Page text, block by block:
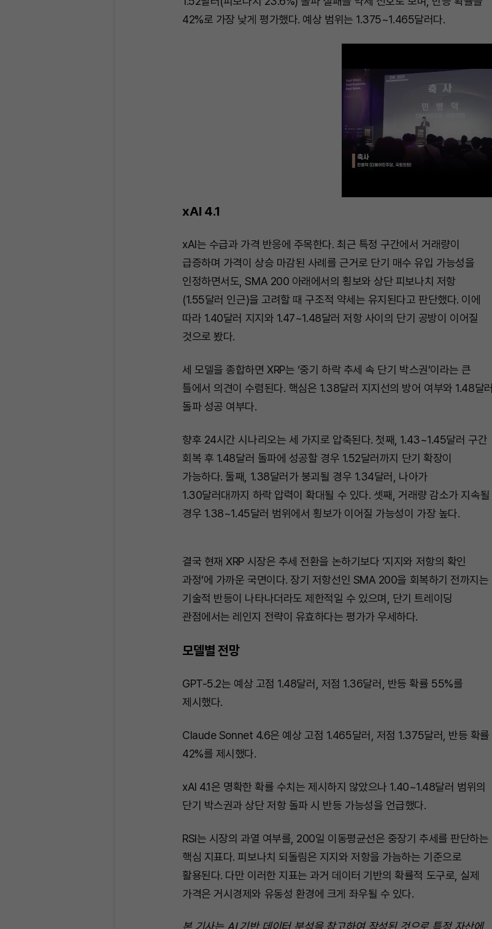
42%로 가장 낮게 평가했다. 예상 범위는 1.375~1.465달러다.
xAI 4.1
xAI는 수급과 가격 반응에 주목한다. 최근 특정 구간에서 거래량이
급증하며 가격이 상승 마감된 사례를 근거로 단기 매수 유입 가능성을
인정하면서도, SMA 200 아래에서의 횡보와 상단 피보나치 저항
(1.55달러 인근)을 고려할 때 구조적 약세는 유지된다고 판단했다. 이에
따라 1.40달러 지지와 1.47~1.48달러 저항 사이의 단기 공방이 이어질
것으로 봤다.
세 모델을 종합하면 XRP는 ‘중기 하락 추세 속 단기 박스권’이라는 큰
틀에서 의견이 수렴된다. 핵심은 1.38달러 지지선의 방어 여부와 1.48달러
돌파 성공 여부다.
향후 24시간 시나리오는 세 가지로 압축된다. 첫째, 1.43~1.45달러 구간
회복 후 1.48달러 돌파에 성공할 경우 1.52달러까지 단기 확장이
가능하다. 둘째, 1.38달러가 붕괴될 경우 1.34달러, 나아가
1.30달러대까지 하락 압력이 확대될 수 있다. 셋째, 거래량 감소가 지속될
경우 1.38~1.45달러 범위에서 횡보가 이어질 가능성이 가장 높다.
결국 현재 XRP 시장은 추세 전환을 논하기보다 ‘지지와 저항의 확인
과정’에 가까운 국면이다. 장기 저항선인 SMA 200을 회복하기 전까지는
기술적 반등이 나타나더라도 제한적일 수 있으며, 단기 트레이딩
관점에서는 레인지 전략이 유효하다는 평가가 우세하다.
모델별 전망
GPT-5.2는 예상 고점 1.48달러, 저점 1.36달러, 반등 확률 55%를
제시했다.
Claude Sonnet 4.6은 예상 고점 1.465달러, 저점 1.375달러, 반등 확률
42%를 제시했다.
xAI 4.1은 명확한 확률 수치는 제시하지 않았으나 1.40~1.48달러 범위의
단기 박스권과 상단 저항 돌파 시 반등 가능성을 언급했다.
RSI는 시장의 과열 여부를, 200일 이동평균선은 중장기 추세를 판단하는
핵심 지표다. 피보나치 되돌림은 지지와 저항을 가늠하는 기준으로
활용된다. 다만 이러한 지표는 과거 데이터 기반의 확률적 도구로, 실제
가격은 거시경제와 유동성 환경에 크게 좌우될 수 있다.
본 기사는 AI 기반 데이터 분석을 참고하여 작성된 것으로 특정 자산에